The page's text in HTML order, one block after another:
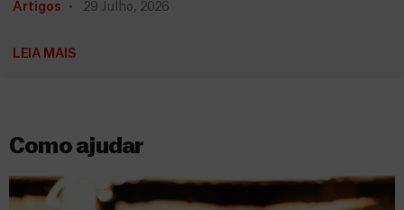
Artigos 29 Julho, 2026
LEIA MAIS
Como ajudar